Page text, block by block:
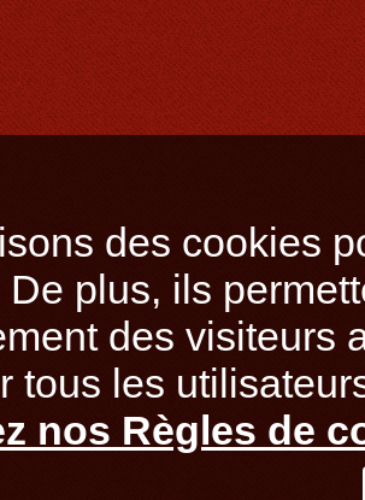
des cookies
plus, ils
des visiteurs
tous les
nos Règles de